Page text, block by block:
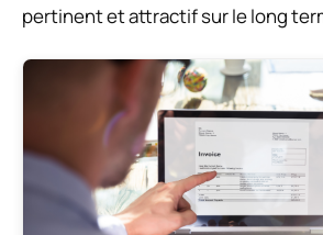
pertinent et attractif sur le long